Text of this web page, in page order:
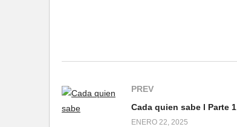
PREV
Cada quien sabe l Parte 1
ENERO 22, 2025